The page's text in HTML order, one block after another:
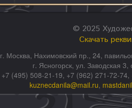
© 2025
Скачать
г. Москва, Нахимовский пр., 24,
г. Ясногорск, ул. Заводская
+7 (495) 508-21-19, +7 (962) 271-72-
kuznecdanila@mail.ru,